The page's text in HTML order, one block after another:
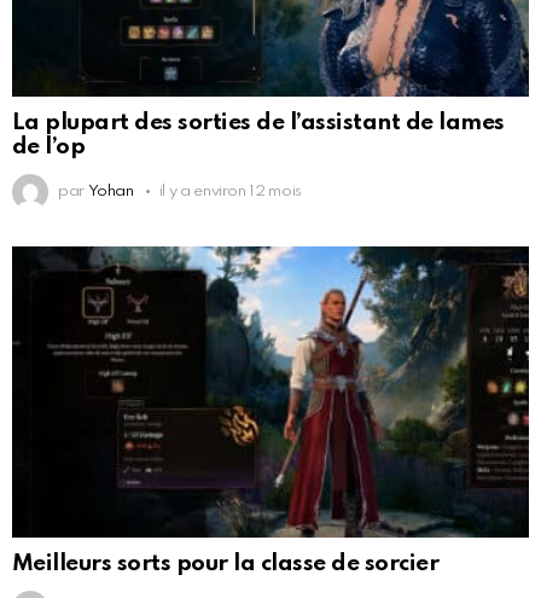
La plupart des sorties de l’assistant de lames
de l’op
par Yohan il y a environ 12 mois
Meilleurs sorts pour la classe de sorcier